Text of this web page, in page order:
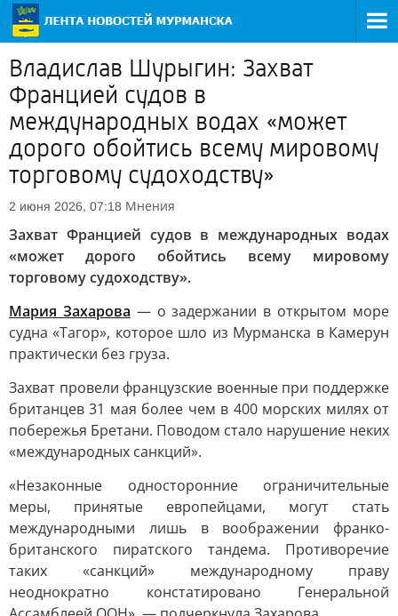
Владислав Шурыгин: Захват
Францией судов в
международных водах «может
дорого обойтись всему мировому
торговому судоходству»
2 июня 2026, 07:18 Мнения
Захват Францией судов в международных водах
«может дорого обойтись всему мировому
торговому судоходству».
Мария Захарова — о задержании в открытом море
судна «Тагор», которое шло из Мурманска в Камерун
практически без груза.
Захват провели французские военные при поддержке
британцев 31 мая более чем в 400 морских милях от
побережья Бретани. Поводом стало нарушение неких
«международных санкций».
«Незаконные односторонние ограничительные
меры, принятые европейцами, могут стать
международными лишь в воображении франко-
британского пиратского тандема. Противоречие
таких «санкций» международному праву
неоднократно констатировано Генеральной